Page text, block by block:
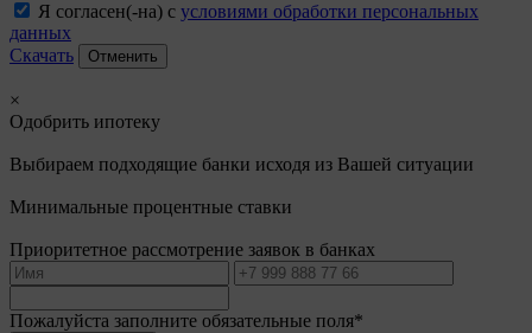
Я согласен(-на) с условиями обработки персональных
данных
Скачать
Отменить
×
Одобрить ипотеку
Выбираем подходящие банки исходя из Вашей ситуации
Минимальные процентные ставки
Приоритетное рассмотрение заявок в банках
Пожалуйста заполните обязательные поля*